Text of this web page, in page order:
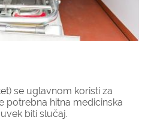
se uglavnom koristi za
potrebna hitna medicinska
biti slučaj.